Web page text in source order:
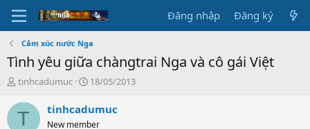
Đăng nhập Đăng ký
Cảm xúc nước Nga
Tình yêu giữa chàngtrai Nga và cô gái Việt
T
r
tinhcadumuc
N
à
18/05/2013
T tinhcadumuc
New member